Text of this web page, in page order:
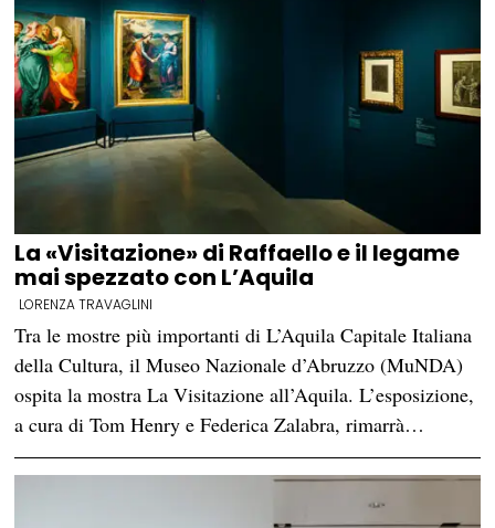
La «Visitazione» di Raffaello e il legame
mai spezzato con L’Aquila
LORENZA TRAVAGLINI
Tra le mostre più importanti di L’Aquila Capitale Italiana
della Cultura, il Museo Nazionale d’Abruzzo (MuNDA)
ospita la mostra La Visitazione all’Aquila. L’esposizione,
a cura di Tom Henry e Federica Zalabra, rimarrà…